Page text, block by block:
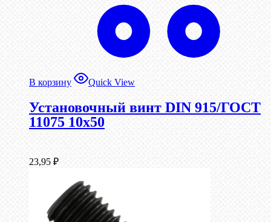
В корзину Quick View
Установочный винт DIN 915/ГОСТ
11075 10х50
23,95 ₽